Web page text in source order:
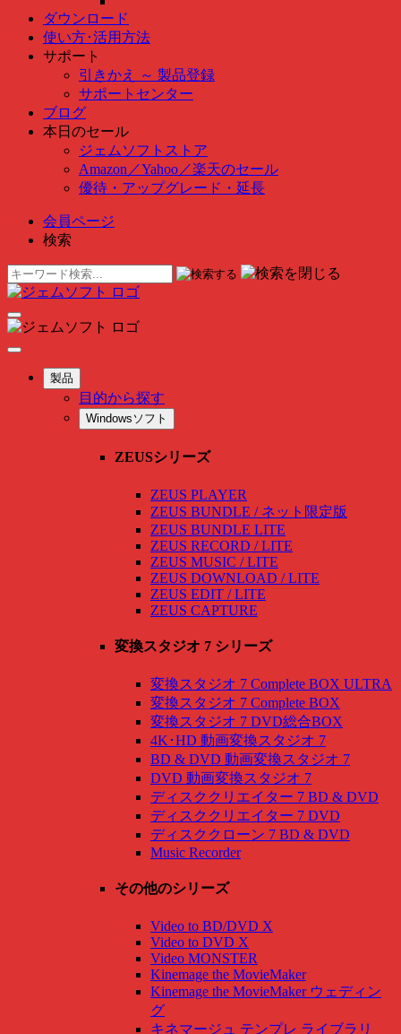
ダウンロード
使い方･活用方法
サポート
引きかえ ～ 製品登録
サポートセンター
ブログ
本日のセール
ジェムソフトストア
Amazon ／Yahoo ／楽天のセール
優待・アップグレード・延長
会員ページ
検索
製品
目的から探す
Windowsソフト
ZEUSシリーズ
ZEUS PLAYER
ZEUS BUNDLE / ネット限定版
ZEUS BUNDLE LITE
ZEUS RECORD / LITE
ZEUS MUSIC / LITE
ZEUS DOWNLOAD / LITE
ZEUS EDIT / LITE
ZEUS CAPTURE
変換スタジオ 7 シリーズ
変換スタジオ 7 Complete BOX ULTRA
変換スタジオ 7 Complete BOX
変換スタジオ 7 DVD総合BOX
4K･HD 動画変換スタジオ 7
BD & DVD 動画変換スタジオ 7
DVD 動画変換スタジオ 7
ディスククリエイター 7 BD & DVD
ディスククリエイター 7 DVD
ディスククローン 7 BD & DVD
Music Recorder
その他のシリーズ
Video to BD/DVD X
Video to DVD X
Video MONSTER
Kinemage the MovieMaker
Kinemage the MovieMaker ウェディン
グ
キネマージュ テンプレ ライブラリ